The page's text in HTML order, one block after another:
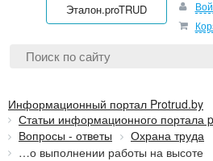
Эталон.proTRUD
Информационный портал Protrud.by
Статьи информационного портала
Вопросы - ответы
Охрана труда
…о выполнении работы на высоте